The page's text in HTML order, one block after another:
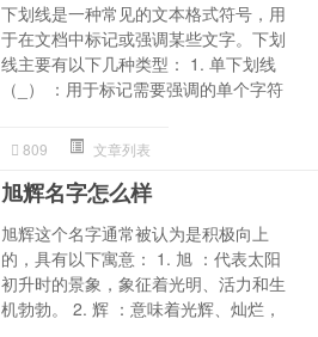
下划线是一种常见的文本格式符号，用
于在文档中标记或强调某些文字。下划
线主要有以下几种类型： 1. 单下划线
（_） ：用于标记需要强调的单个字符
809 文章列表
旭辉名字怎么样
旭辉这个名字通常被认为是积极向上
的，具有以下寓意： 1. 旭 ：代表太阳
初升时的景象，象征着光明、活力和生
机勃勃。 2. 辉 ：意味着光辉、灿烂，